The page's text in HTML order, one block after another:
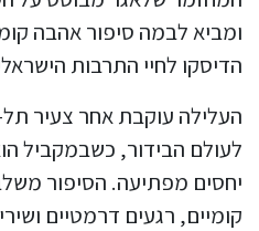
ומביא לבמה סיפור אהבה
הדיסקו לחיי התרבות
העלילה עוקבת אחר צעיר
לעולם הבידור, כשבמקביל
יחסים מפתיעה. הסיפור
קומיים, רגעים דרמטיים